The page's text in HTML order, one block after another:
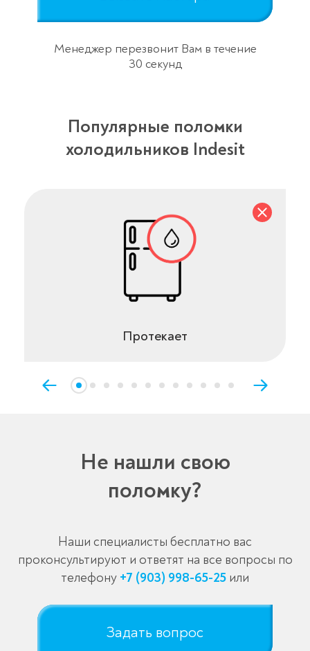
Менеджер перезвонит Вам в течение
30 секунд
Популярные поломки
холодильников Indesit
Протекает
Не нашли свою
поломку?
Наши специалисты бесплатно вас
проконсультируют и ответят на все вопросы по
телефону +7 (903) 998-65-25 или
Задать вопрос